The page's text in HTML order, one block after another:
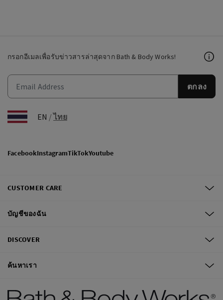
กรอกอีเมลเพื่อรับข่าวสารล่าสุดจาก Bath & Body Works!
ตกลง
EN /ไทย
FacebookInstagramTikTokYoutube
CUSTOMER CARE
บัญชีของฉัน
DISCOVER
ค้นหาเรา